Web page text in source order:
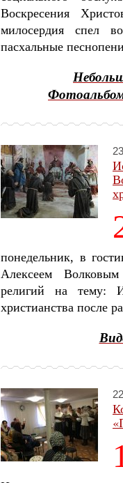
Воскресения
милосердия спел
пасхальные
понедельник, в
Алексеем
религий на тему:
христианства после